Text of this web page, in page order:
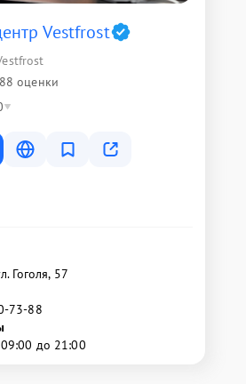
Vestfrost
оценки
​Гоголя, 57
73-88
до 21:00